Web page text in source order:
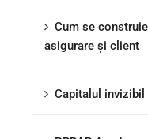
Cum se
asigurare și client
Capitalul